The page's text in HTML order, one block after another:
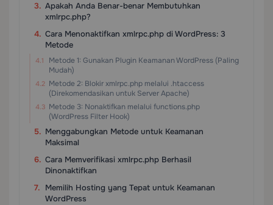
Apakah Anda Benar-benar Membutuhkan
xmlrpc.php?
Cara Menonaktifkan xmlrpc.php di WordPress: 3
Metode
Metode 1: Gunakan Plugin Keamanan WordPress (Paling
Mudah)
Metode 2: Blokir xmlrpc.php melalui .htaccess
(Direkomendasikan untuk Server Apache)
Metode 3: Nonaktifkan melalui functions.php
(WordPress Filter Hook)
Menggabungkan Metode untuk Keamanan
Maksimal
Cara Memverifikasi xmlrpc.php Berhasil
Dinonaktifkan
Memilih Hosting yang Tepat untuk Keamanan
WordPress